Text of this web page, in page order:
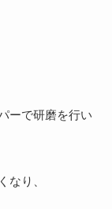
ーで研磨を行い
り、